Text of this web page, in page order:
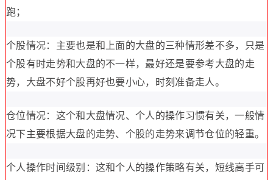
跑；
个股情况：主要也是和上面的大盘的三种情形差不多，只是
个股有时走势和大盘的不一样，最好还是要参考大盘的走
势，大盘不好个股再好也要小心，时刻准备走人。
仓位情况：这个和大盘情况、个人的操作习惯有关，一般情
况下主要根据大盘的走势、个股的走势来调节仓位的轻重。
个人操作时间级别：这和个人的操作策略有关，短线高手可